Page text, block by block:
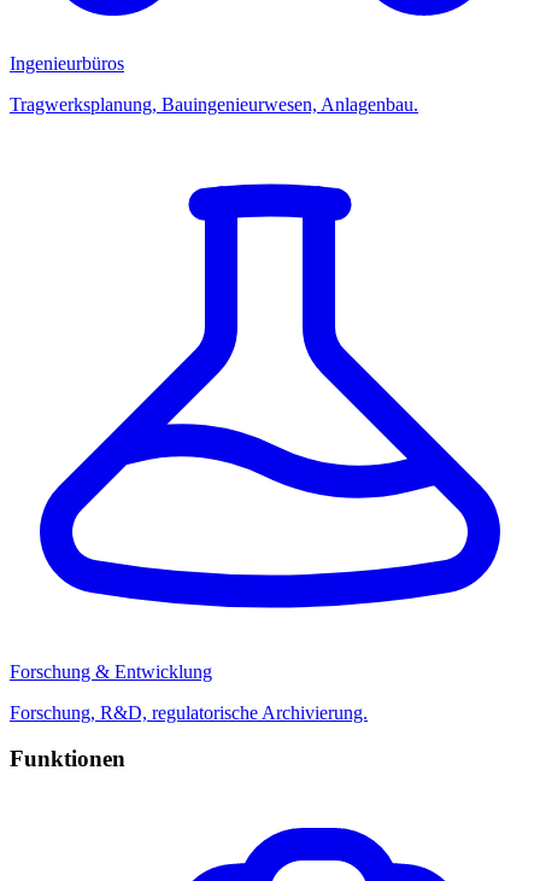
Ingenieurbüros
Tragwerksplanung, Bauingenieurwesen, Anlagenbau.
Forschung & Entwicklung
Forschung, R&D, regulatorische Archivierung.
Funktionen